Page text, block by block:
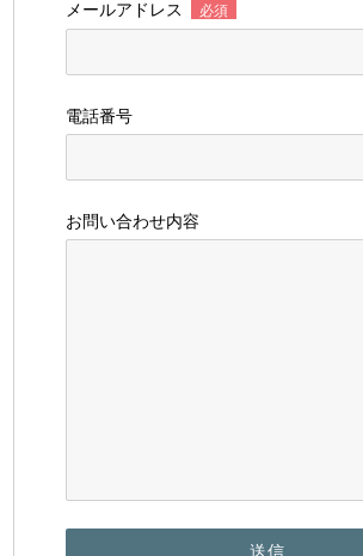
メールアドレス 必須
電話番号
お問い合わせ内容